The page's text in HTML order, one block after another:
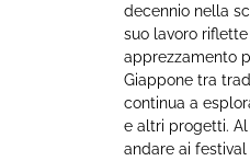
decennio nella
suo lavoro
apprezzamento
Giappone tra
continua a
e altri progetti.
andare ai